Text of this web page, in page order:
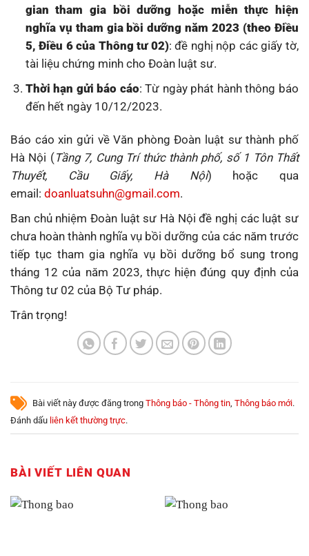
gian tham gia bồi dưỡng hoặc miễn thực hiện
nghĩa vụ tham gia bồi dưỡng năm 2023 (theo Điều
5, Điều 6 của Thông tư 02): đề nghị nộp các giấy tờ,
tài liệu chứng minh cho Đoàn luật sư.
Thời hạn gửi báo cáo: Từ ngày phát hành thông báo
đến hết ngày 10/12/2023.
Báo cáo xin gửi về Văn phòng Đoàn luật sư thành phố
Hà Nội (Tầng 7, Cung Trí thức thành phố, số 1 Tôn Thất
Thuyết, Cầu Giấy, Hà Nội) hoặc qua
email: doanluatsuhn@gmail.com.
Ban chủ nhiệm Đoàn luật sư Hà Nội đề nghị các luật sư
chưa hoàn thành nghĩa vụ bồi dưỡng của các năm trước
tiếp tục tham gia nghĩa vụ bồi dưỡng bổ sung trong
tháng 12 của năm 2023, thực hiện đúng quy định của
Thông tư 02 của Bộ Tư pháp.
Trân trọng!
Bài viết này được đăng trong Thông báo - Thông tin, Thông báo mới.
Đánh dấu liên kết thường trực.
BÀI VIẾT LIÊN QUAN